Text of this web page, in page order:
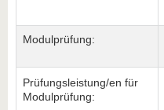
Modulprüfung:
Prüfungsleistung/en für
Modulprüfung: